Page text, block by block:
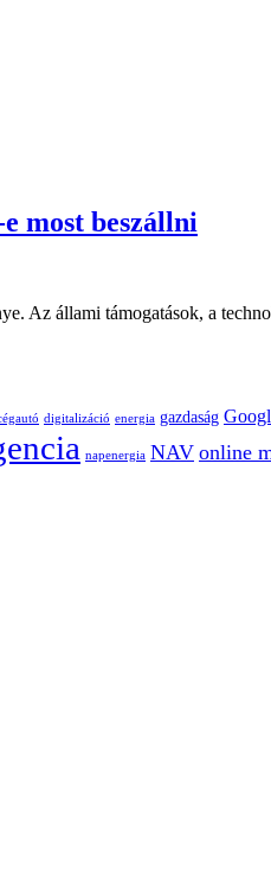
most beszállni
Az állami támogatások, a
digitalizáció energia gazdaság
napenergia NAV online